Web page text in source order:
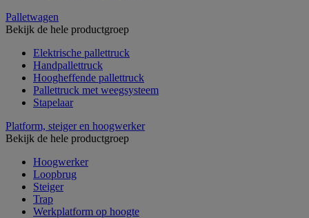
Palletwagen
Bekijk de hele productgroep
Elektrische pallettruck
Handpallettruck
Hoogheffende pallettruck
Pallettruck met weegsysteem
Stapelaar
Platform, steiger en hoogwerker
Bekijk de hele productgroep
Hoogwerker
Loopbrug
Steiger
Trap
Werkplatform op hoogte